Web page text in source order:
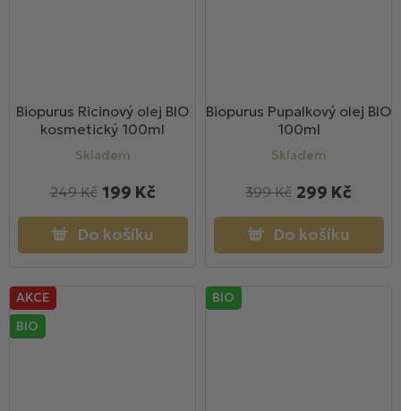
Biopurus Ricinový olej BIO
kosmetický 100ml
Skladem
199 Kč
249 Kč
Do košíku
Biopurus Pupalkový olej BIO
100ml
Skladem
299 Kč
399 Kč
Do košíku
AKCE
BIO
BIO